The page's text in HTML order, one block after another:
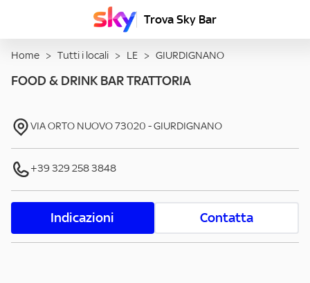
Trova Sky Bar
Home > Tutti i locali > LE > GIURDIGNANO
FOOD & DRINK BAR TRATTORIA
VIA ORTO NUOVO73020 -GIURDIGNANO
+39 329 258 3848
Indicazioni Contatta